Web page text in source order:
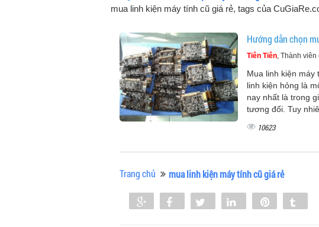
mua linh kiện máy tính cũ giá rẻ, tags của
Hướng dẫn chọn
Tiên Tiên, Thành
Mua linh kiện máy
linh kiện hỏng là
nay nhất là trong
tương đối. Tuy
10623
Trang chủ mua linh kiện máy tính cũ giá rẻ
Share Share Tweet Share